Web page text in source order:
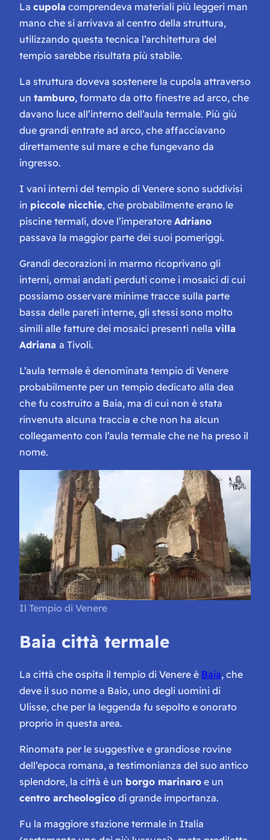
La cupola comprendeva materiali più leggeri man
mano che si arrivava al centro della struttura,
utilizzando questa tecnica l’architettura del
tempio sarebbe risultata più stabile.
La struttura doveva sostenere la cupola attraverso
un tamburo, formato da otto finestre ad arco, che
davano luce all’interno dell’aula termale. Più giù
due grandi entrate ad arco, che affacciavano
direttamente sul mare e che fungevano da
ingresso.
I vani interni del tempio di Venere sono suddivisi
in piccole nicchie, che probabilmente erano le
piscine termali, dove l’imperatore Adriano
passava la maggior parte dei suoi pomeriggi.
Grandi decorazioni in marmo ricoprivano gli
interni, ormai andati perduti come i mosaici di cui
possiamo osservare minime tracce sulla parte
bassa delle pareti interne, gli stessi sono molto
simili alle fatture dei mosaici presenti nella villa
Adriana a Tivoli.
L’aula termale è denominata tempio di Venere
probabilmente per un tempio dedicato alla dea
che fu costruito a Baia, ma di cui non è stata
rinvenuta alcuna traccia e che non ha alcun
collegamento con l’aula termale che ne ha preso il
nome.
Il Tempio di Venere
Baia città termale
La città che ospita il tempio di Venere è Baia, che
deve il suo nome a Baio, uno degli uomini di
Ulisse, che per la leggenda fu sepolto e onorato
proprio in questa area.
Rinomata per le suggestive e grandiose rovine
dell’epoca romana, a testimonianza del suo antico
splendore, la città è un borgo marinaro e un
centro archeologico di grande importanza.
Fu la maggiore stazione termale in Italia